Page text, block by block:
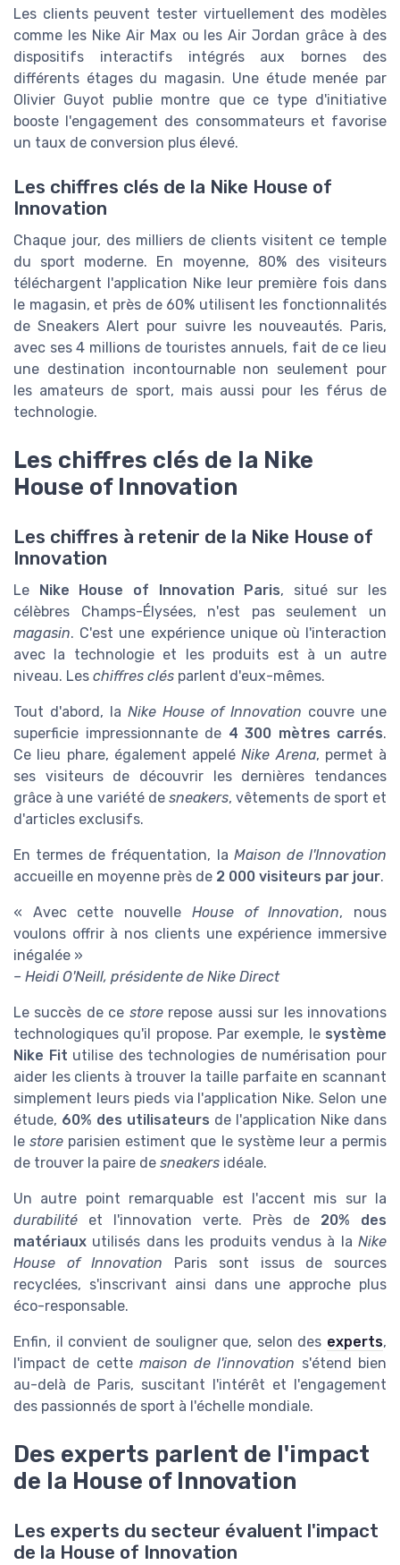
Les clients peuvent tester virtuellement des modèles
comme les Nike Air Max ou les Air Jordan grâce à des
dispositifs interactifs intégrés aux bornes des
différents étages du magasin. Une étude menée par
Olivier Guyot publie montre que ce type d'initiative
booste l'engagement des consommateurs et favorise
un taux de conversion plus élevé.
Les chiffres clés de la Nike House of
Innovation
Chaque jour, des milliers de clients visitent ce temple
du sport moderne. En moyenne, 80% des visiteurs
téléchargent l'application Nike leur première fois dans
le magasin, et près de 60% utilisent les fonctionnalités
de Sneakers Alert pour suivre les nouveautés. Paris,
avec ses 4 millions de touristes annuels, fait de ce lieu
une destination incontournable non seulement pour
les amateurs de sport, mais aussi pour les férus de
technologie.
Les chiffres clés de la Nike
House of Innovation
Les chiffres à retenir de la Nike House of
Innovation
Le Nike House of Innovation Paris, situé sur les
célèbres Champs-Élysées, n'est pas seulement un
magasin. C'est une expérience unique où l'interaction
avec la technologie et les produits est à un autre
niveau. Les chiffres clés parlent d'eux-mêmes.
Tout d'abord, la Nike House of Innovation couvre une
superficie impressionnante de 4 300 mètres carrés.
Ce lieu phare, également appeléNike Arena, permet à
ses visiteurs de découvrir les dernières tendances
grâce à une variété desneakers, vêtements de sport et
d'articles exclusifs.
En termes de fréquentation, la Maison de l'Innovation
accueille en moyenne près de 2 000 visiteurs par jour.
« Avec cette nouvelle House of Innovation, nous
voulons offrir à nos clients une expérience immersive
inégalée »
– Heidi O'Neill, présidente de Nike Direct
Le succès de ce storerepose aussi sur les innovations
technologiques qu'il propose. Par exemple, le système
Nike Fit utilise des technologies de numérisation pour
aider les clients à trouver la taille parfaite en scannant
simplement leurs pieds via l'application Nike. Selon une
étude, 60% des utilisateurs de l'application Nike dans
lestore parisien estiment que le système leur a permis
de trouver la paire de sneakers idéale.
Un autre point remarquable est l'accent mis sur la
durabilité et l'innovation verte. Près de 20% des
matériaux utilisés dans les produits vendus à la Nike
House of Innovation Paris sont issus de sources
recyclées, s'inscrivant ainsi dans une approche plus
éco-responsable.
Enfin, il convient de souligner que, selon des experts,
l'impact de cette maison de l'innovation s'étend bien
au-delà de Paris, suscitant l'intérêt et l'engagement
des passionnés de sport à l'échelle mondiale.
Des experts parlent de l'impact
de la House of Innovation
Les experts du secteur évaluent l'impact
de la House of Innovation